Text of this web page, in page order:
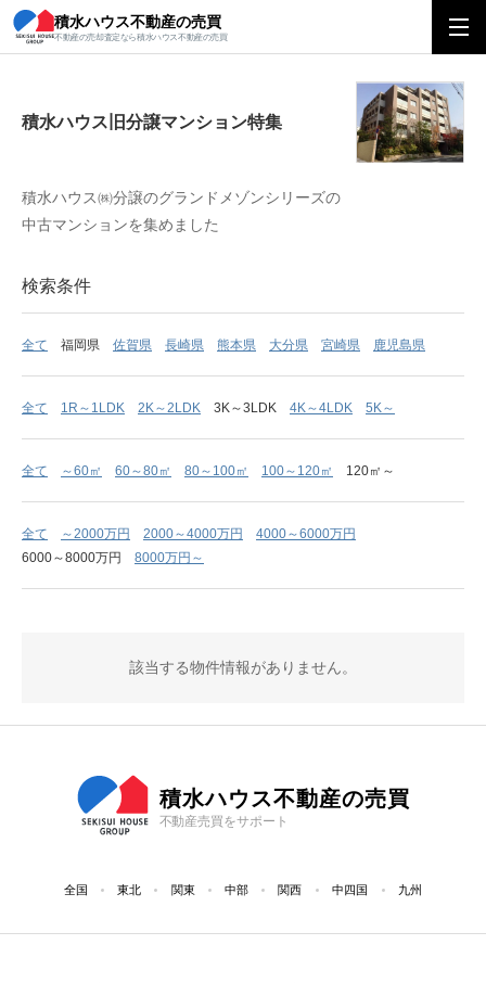
積水ハウス不動産の売買
不動産の売却査定なら積水ハウス不動産の売買
積水ハウス旧分譲マンション特集
積水ハウス旧分譲マンション特集
積水ハウス㈱分譲のグランドメゾンシリーズの
中古マンションを集めました
検索条件
全て 福岡県 佐賀県 長崎県 熊本県 大分県 宮崎県 鹿児島県
全て 1R～1LDK 2K～2LDK 3K～3LDK 4K～4LDK 5K～
全て ～60㎡ 60～80㎡ 80～100㎡ 100～120㎡ 120㎡～
全て ～2000万円 2000～4000万円
4000～6000万円
6000～8000万円
8000万円～
該当する物件情報がありません。
積水ハウス不動産の売買
不動産売買をサポート
全国 東北 関東 中部 関西 中四国 九州